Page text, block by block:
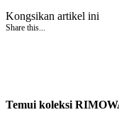
Kongsikan artikel ini
Share this...
Temui koleksi